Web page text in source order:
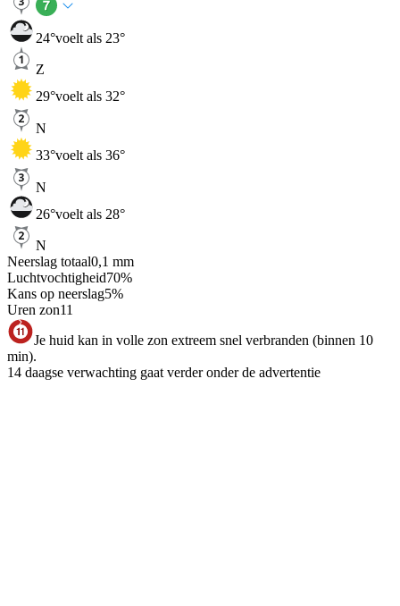
24°voelt als 23°
Z
29°voelt als 32°
N
33°voelt als 36°
N
26°voelt als 28°
N
Neerslag totaal0,1 mm
Luchtvochtigheid70%
Kans op neerslag5%
Uren zon11
Je huid kan in volle zon extreem snel verbranden (binnen 10
min).
14 daagse verwachting gaat verder onder de advertentie